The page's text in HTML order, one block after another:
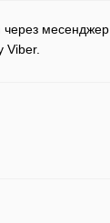
через месенджер
Viber.